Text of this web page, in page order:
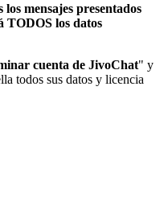
mensajes presentados
los datos
cuenta de JivoChat" y
todos sus datos y licencia